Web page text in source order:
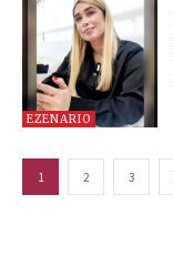
EZENARIO
1 2 3